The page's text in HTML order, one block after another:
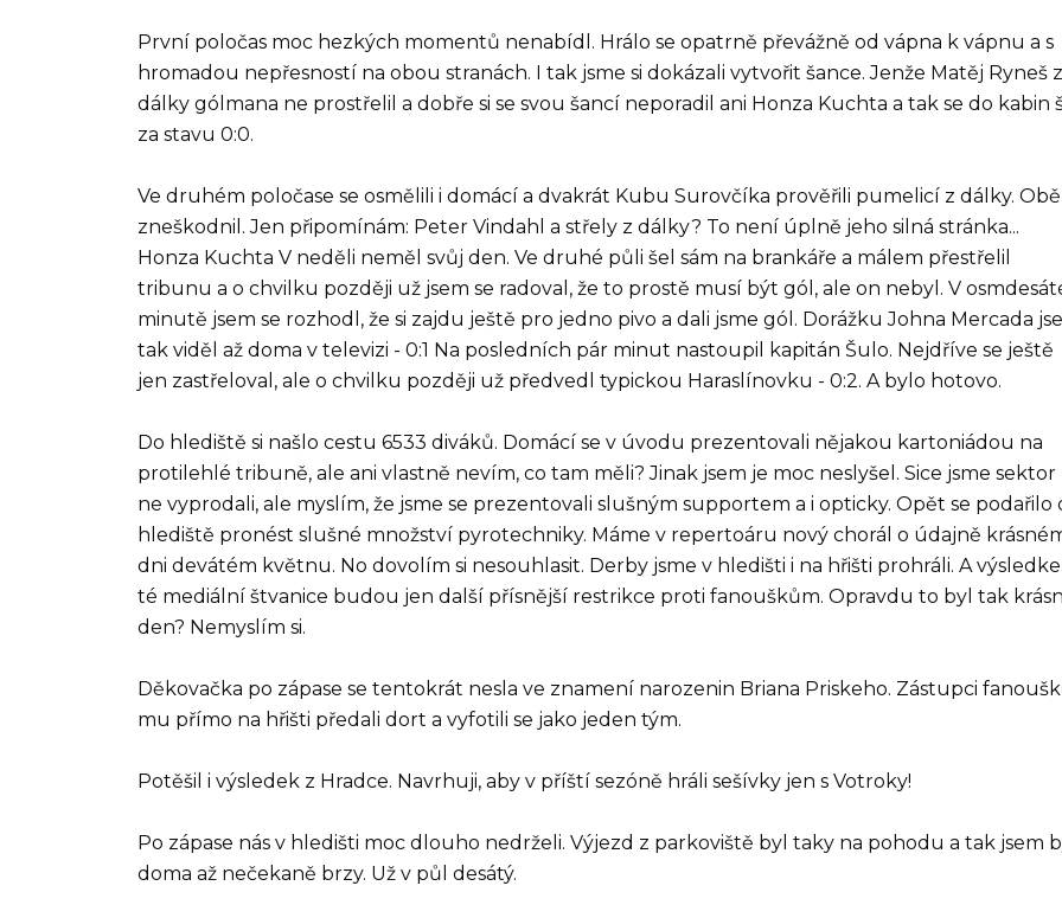
První poločas moc hezkých momentů nenabídl. Hrálo se opatrně převážně od vápna k vápnu a s
hromadou nepřesností na obou stranách. I tak jsme si dokázali vytvořit šance. Jenže Matěj Ryneš z
dálky gólmana ne prostřelil a dobře si se svou šancí neporadil ani Honza Kuchta a tak se do kabin
za stavu 0:0.
Ve druhém poločase se osmělili i domácí a dvakrát Kubu Surovčíka prověřili pumelicí z dálky. Obě
zneškodnil. Jen připomínám: Peter Vindahl a střely z dálky? To není úplně jeho silná stránka...
Honza Kuchta V neděli neměl svůj den. Ve druhé půli šel sám na brankáře a málem přestřelil
tribunu a o chvilku později už jsem se radoval, že to prostě musí být gól, ale on nebyl. V
minutě jsem se rozhodl, že si zajdu ještě pro jedno pivo a dali jsme gól. Dorážku Johna Mercada
tak viděl až doma v televizi - 0:1 Na posledních pár minut nastoupil kapitán Šulo. Nejdříve se ještě
jen zastřeloval, ale o chvilku později už předvedl typickou Haraslínovku - 0:2. A bylo hotovo.
Do hlediště si našlo cestu 6533 diváků. Domácí se v úvodu prezentovali nějakou kartoniádou na
protilehlé tribuně, ale ani vlastně nevím, co tam měli? Jinak jsem je moc neslyšel. Sice jsme sektor
ne vyprodali, ale myslím, že jsme se prezentovali slušným supportem a i opticky. Opět se podařilo
hlediště pronést slušné množství pyrotechniky. Máme v repertoáru nový chorál o údajně
dni devátém květnu. No dovolím si nesouhlasit. Derby jsme v hledišti i na hřišti prohráli. A
té mediální štvanice budou jen další přísnější restrikce proti fanouškům. Opravdu to byl tak
den? Nemyslím si.
Děkovačka po zápase se tentokrát nesla ve znamení narozenin Briana Priskeho. Zástupci
mu přímo na hřišti předali dort a vyfotili se jako jeden tým.
Potěšil i výsledek z Hradce. Navrhuji, aby v příští sezóně hráli sešívky jen s Votroky!
Po zápase nás v hledišti moc dlouho nedrželi. Výjezd z parkoviště byl taky na pohodu a tak jsem
doma až nečekaně brzy. Už v půl desátý.